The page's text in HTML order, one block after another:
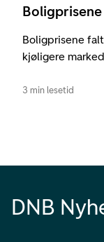
Boligprisene
kjøligere
3 min lesetid
DNB